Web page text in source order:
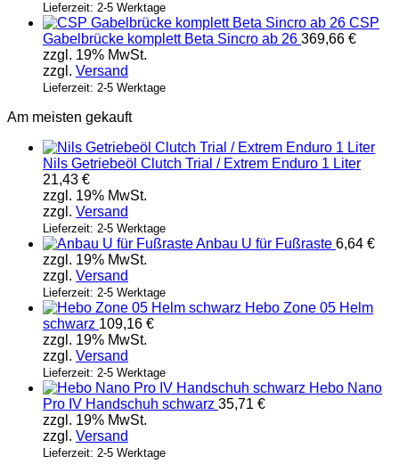
Lieferzeit: 2-5 Werktage
CSP
Gabelbrücke komplett Beta Sincro ab 26 369,66 €
zzgl. 19% MwSt.
zzgl. Versand
Lieferzeit: 2-5 Werktage
Am meisten gekauft
Nils Getriebeöl Clutch Trial / Extrem Enduro 1 Liter
21,43 €
zzgl. 19% MwSt.
zzgl. Versand
Lieferzeit: 2-5 Werktage
Anbau U für Fußraste 6,64 €
zzgl. 19% MwSt.
zzgl. Versand
Lieferzeit: 2-5 Werktage
Hebo Zone 05 Helm
schwarz 109,16 €
zzgl. 19% MwSt.
zzgl. Versand
Lieferzeit: 2-5 Werktage
Hebo Nano
Pro IV Handschuh schwarz 35,71 €
zzgl. 19% MwSt.
zzgl. Versand
Lieferzeit: 2-5 Werktage